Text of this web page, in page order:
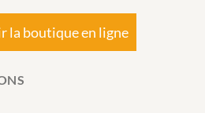
la boutique en ligne